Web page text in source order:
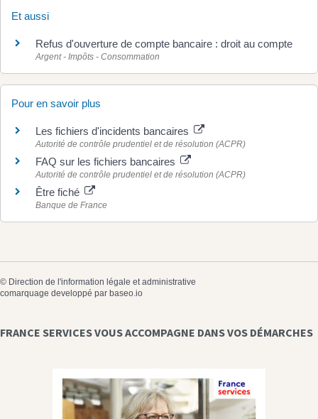
Et aussi
Refus d'ouverture de compte bancaire : droit au compte
Argent - Impôts - Consommation
Pour en savoir plus
Les fichiers d'incidents bancaires
Autorité de contrôle prudentiel et de résolution (ACPR)
FAQ sur les fichiers bancaires
Autorité de contrôle prudentiel et de résolution (ACPR)
Être fiché
Banque de France
© Direction de l'information légale et administrative
comarquage developpé par baseo.io
FRANCE SERVICES VOUS ACCOMPAGNE DANS VOS DÉMARCHES